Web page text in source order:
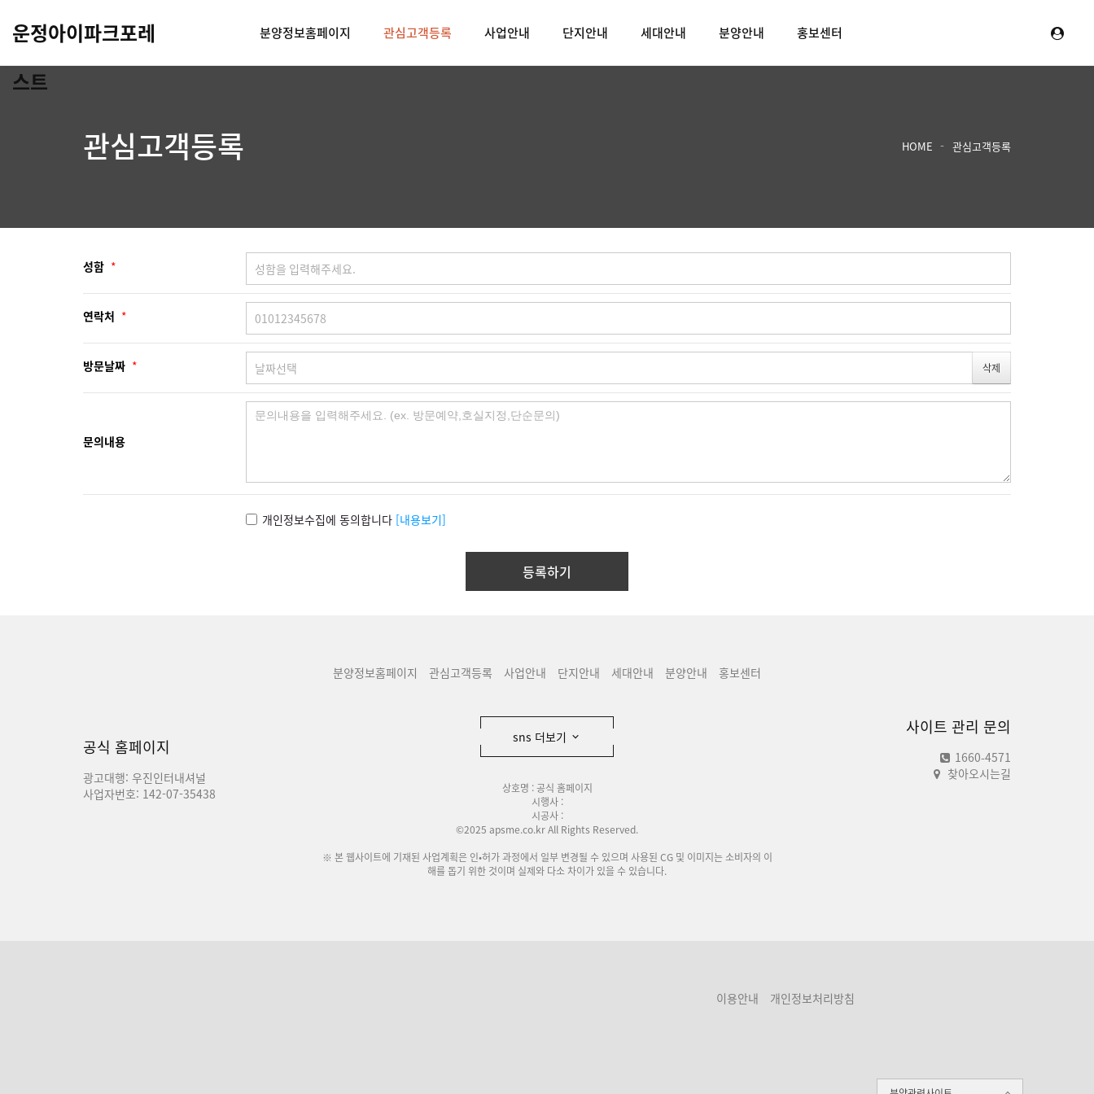
운정아이파크포레
스트
분양정보홈페이지 관심고객등록 사업안내 단지안내 세대안내 분양안내 홍보센터
관심고객등록 HOME 관심고객등록
성함 *
연락처 *
방문날짜 *
문의내용
개인정보수집에 동의합니다 [내용보기]
분양정보홈페이지 관심고객등록 사업안내 단지안내 세대안내 분양안내 홍보센터
공식 홈페이지
광고대행: 우진인터내셔널
사업자번호: 142-07-35438
사이트 관리 문의
1660-4571
찾아오시는길
sns 더보기
상호명 : 공식 홈페이지
시행사 :
시공사 :
©2025 apsme.co.kr All Rights Reserved.
※ 본 웹사이트에 기재된 사업계획은 인•허가 과정에서 일부 변경될 수 있으며 사용된 CG 및 이미지는 소비자의 이
해를 돕기 위한 것이며 실제와 다소 차이가 있을 수 있습니다.
이용안내 개인정보처리방침